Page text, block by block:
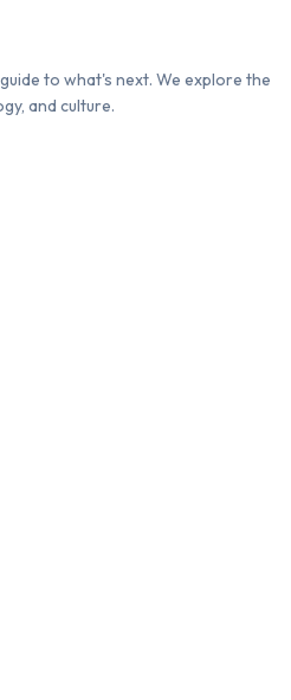
to what's next. We explore the
and culture.